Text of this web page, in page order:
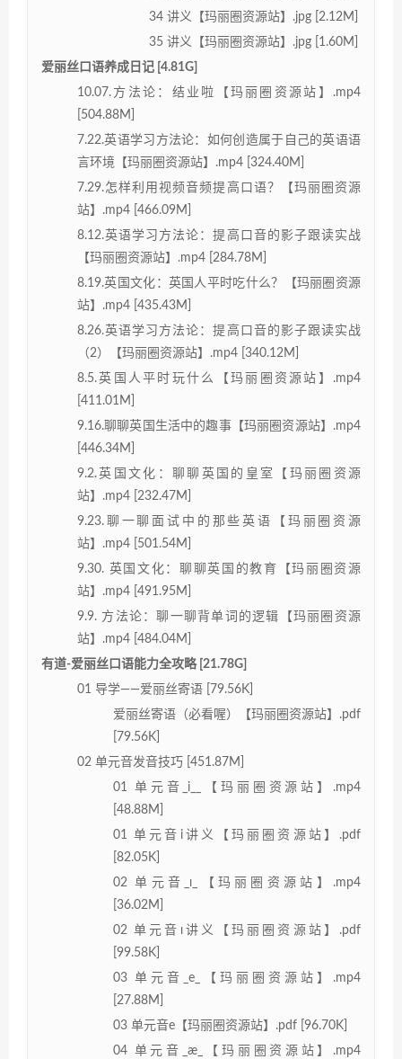
34 讲义【玛丽圈资源站】.jpg [2.12M]
35 讲义【玛丽圈资源站】.jpg [1.60M]
爱丽丝口语养成日记 [4.81G]
10.07.方法论：结业啦【玛丽圈资源站】.mp4
[504.88M]
7.22.英语学习方法论：如何创造属于自己的英语语
言环境【玛丽圈资源站】.mp4 [324.40M]
7.29.怎样利用视频音频提高口语？【玛丽圈资源
站】.mp4 [466.09M]
8.12.英语学习方法论：提高口音的影子跟读实战
【玛丽圈资源站】.mp4 [284.78M]
8.19.英国文化：英国人平时吃什么？【玛丽圈资源
站】.mp4 [435.43M]
8.26.英语学习方法论：提高口音的影子跟读实战
（2）【玛丽圈资源站】.mp4 [340.12M]
8.5.英国人平时玩什么【玛丽圈资源站】.mp4
[411.01M]
9.16.聊聊英国生活中的趣事【玛丽圈资源站】.mp4
[446.34M]
9.2.英国文化：聊聊英国的皇室【玛丽圈资源
站】.mp4 [232.47M]
9.23.聊一聊面试中的那些英语【玛丽圈资源
站】.mp4 [501.54M]
9.30. 英国文化：聊聊英国的教育【玛丽圈资源
站】.mp4 [491.95M]
9.9. 方法论：聊一聊背单词的逻辑【玛丽圈资源
站】.mp4 [484.04M]
有道-爱丽丝口语能力全攻略 [21.78G]
01 导学——爱丽丝寄语 [79.56K]
爱丽丝寄语（必看喔）【玛丽圈资源站】.pdf
[79.56K]
02 单元音发音技巧 [451.87M]
01 单元音_i__【玛丽圈资源站】.mp4
[48.88M]
01 单元音i讲义【玛丽圈资源站】.pdf
[82.05K]
02 单元音_ɪ_【玛丽圈资源站】.mp4
[36.02M]
02 单元音ɪ讲义【玛丽圈资源站】.pdf
[99.58K]
03 单元音_e_【玛丽圈资源站】.mp4
[27.88M]
03 单元音e【玛丽圈资源站】.pdf [96.70K]
04 单元音_æ_【玛丽圈资源站】.mp4